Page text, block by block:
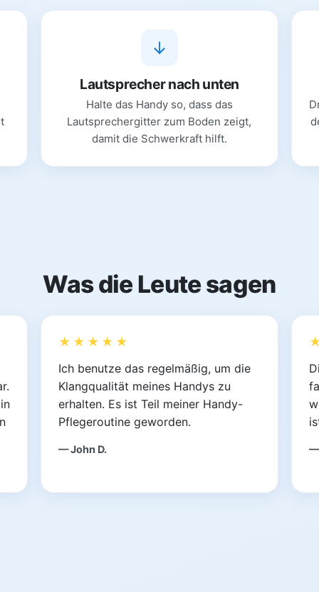
Lautsprecher nach unten
Halte das Handy so, dass das
Lautsprechergitter zum Boden zeigt,
damit die Schwerkraft hilft.
Was die Leute sagen
★★★★★
Ich benutze das regelmäßig, um die
Klangqualität meines Handys zu
erhalten. Es ist Teil meiner Handy-
Pflegeroutine geworden.
— John D. —